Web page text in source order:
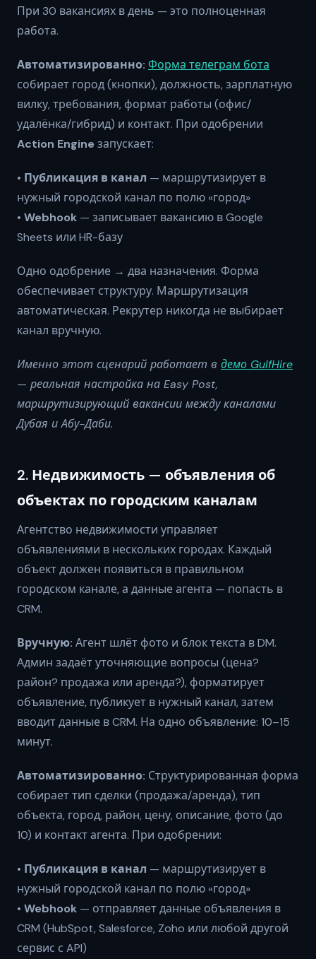
При 30 вакансиях в день — это полноценная
работа.
Автоматизированно: Форма телеграм бота
собирает город (кнопки), должность, зарплатную
вилку, требования, формат работы (офис/
удалёнка/гибрид) и контакт. При одобрении
Action Engineзапускает:
• Публикация в канал — маршрутизирует в
нужный городской канал по полю «город»
• Webhook — записывает вакансию в Google
Sheets или HR-базу
Одно одобрение → два назначения. Форма
обеспечивает структуру. Маршрутизация
автоматическая. Рекрутер никогда не выбирает
канал вручную.
Именно этот сценарий работает в демо GulfHire
— реальная настройка на Easy Post,
маршрутизирующий вакансии между каналами
Дубая и Абу-Даби.
2. Недвижимость — объявления об
объектах по городским каналам
Агентство недвижимости управляет
объявлениями в нескольких городах. Каждый
объект должен появиться в правильном
городском канале, а данные агента — попасть в
CRM.
Вручную: Агент шлёт фото и блок текста в DM.
Админ задаёт уточняющие вопросы (цена?
район? продажа или аренда?), форматирует
объявление, публикует в нужный канал, затем
вводит данные в CRM. На одно объявление: 10–15
минут.
Автоматизированно: Структурированная форма
собирает тип сделки (продажа/аренда), тип
объекта, город, район, цену, описание, фото (до
10) и контакт агента. При одобрении:
• Публикация в канал — маршрутизирует в
нужный городской канал по полю «город»
• Webhook — отправляет данные объявления в
CRM (HubSpot, Salesforce, Zoho или любой другой
сервис с API)